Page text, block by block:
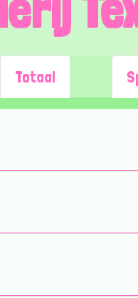
Totaal